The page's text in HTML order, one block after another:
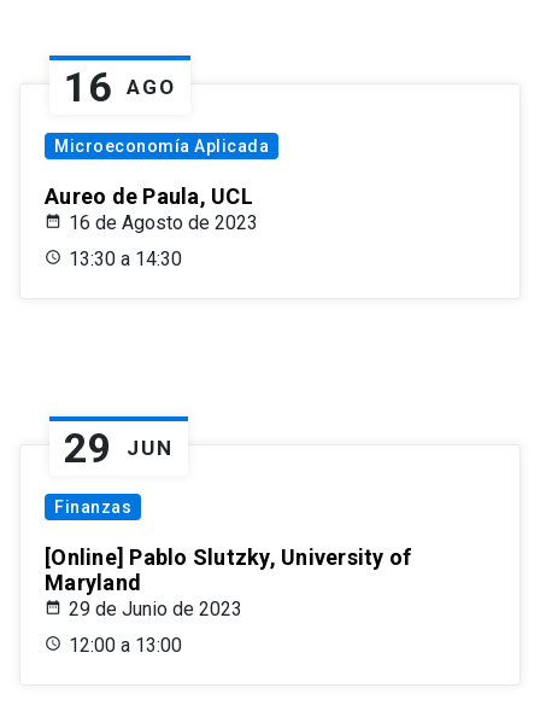
16 AGO
Microeconomía Aplicada
Aureo de Paula, UCL
16 de Agosto de 2023
13:30 a 14:30
29 JUN
Finanzas
[Online] Pablo Slutzky, University of
Maryland
29 de Junio de 2023
12:00 a 13:00